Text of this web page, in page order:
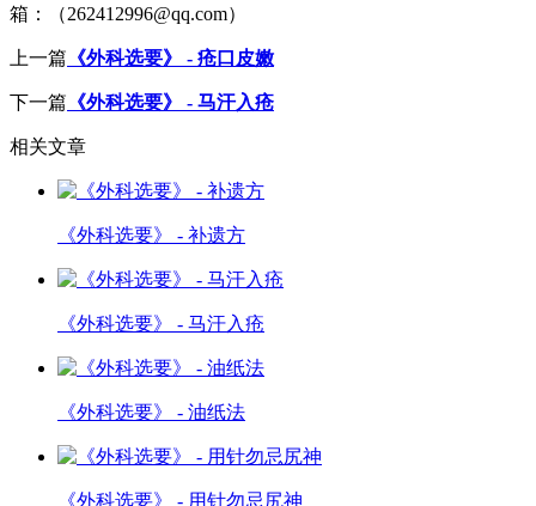
箱：（262412996@qq.com）
上一篇 《外科选要》 - 疮口皮嫩
下一篇 《外科选要》 - 马汗入疮
相关文章
《外科选要》 - 补遗方
《外科选要》 - 马汗入疮
《外科选要》 - 油纸法
《外科选要》 - 用针勿忌尻神